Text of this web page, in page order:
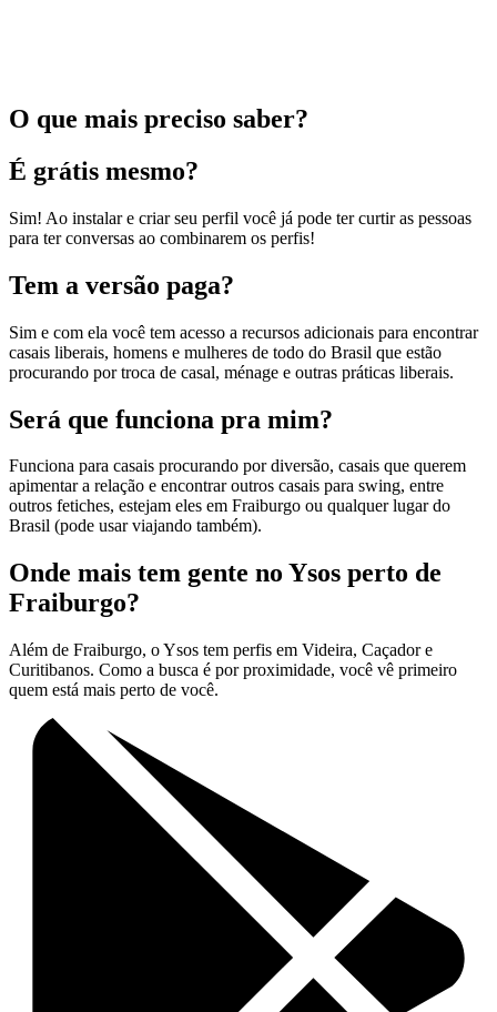
O que mais preciso saber?
É grátis mesmo?
Sim! Ao instalar e criar seu perfil você já pode ter curtir as pessoas
para ter conversas ao combinarem os perfis!
Tem a versão paga?
Sim e com ela você tem acesso a recursos adicionais para encontrar
casais liberais, homens e mulheres de todo do Brasil que estão
procurando por troca de casal, ménage e outras práticas liberais.
Será que funciona pra mim?
Funciona para casais procurando por diversão, casais que querem
apimentar a relação e encontrar outros casais para swing, entre
outros fetiches, estejam eles em Fraiburgo ou qualquer lugar do
Brasil (pode usar viajando também).
Onde mais tem gente no Ysos perto de
Fraiburgo?
Além de Fraiburgo, o Ysos tem perfis em Videira, Caçador e
Curitibanos. Como a busca é por proximidade, você vê primeiro
quem está mais perto de você.